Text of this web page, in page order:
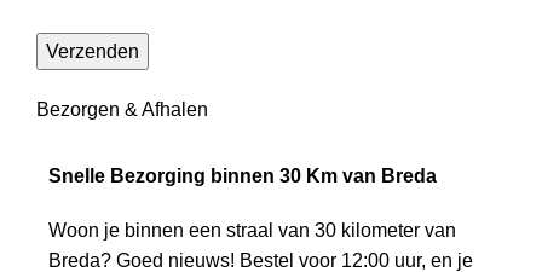
Bezorgen & Afhalen
Snelle Bezorging binnen 30 Km van Breda
Woon je binnen een straal van 30 kilometer van
Breda? Goed nieuws! Bestel voor 12:00 uur, en je